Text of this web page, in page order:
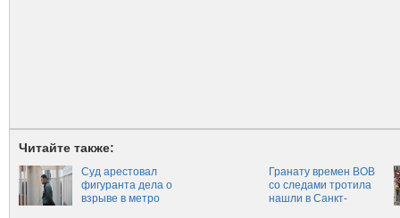
Читайте также:
Суд арестовал
фигуранта дела о
взрыве в метро
Гранату времен ВОВ
со следами тротила
нашли в Санкт-